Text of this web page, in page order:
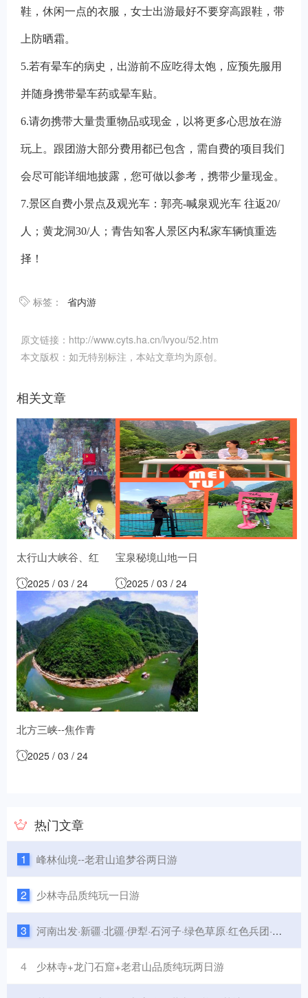
鞋，休闲一点的衣服，女士出游最好不要穿高跟鞋，带
上防晒霜。
5.若有晕车的病史，出游前不应吃得太饱，应预先服用
并随身携带晕车药或晕车贴。
6.请勿携带大量贵重物品或现金，以将更多心思放在游
玩上。跟团游大部分费用都已包含，需自费的项目我们
会尽可能详细地披露，您可做以参考，携带少量现金。
7.景区自费小景点及观光车：郭亮-喊泉观光车 往返20/
人；黄龙洞30/人；青告知客人景区内私家车辆慎重选
择！
标签： 省内游
原文链接：http://www.cyts.ha.cn/lvyou/52.htm
本文版权：如无特别标注，本站文章均为原创。
相关文章
太行山大峡谷、红
旗渠两日游
2025 / 03 / 24
宝泉秘境山地一日
游2025 / 03 / 24
北方三峡--焦作青
天河一日游
2025 / 03 / 24
热门文章
1 峰林仙境--老君山追梦谷两日游
2 少林寺品质纯玩一日游
3 河南出发·新疆·北疆·伊犁·石河子·绿色草原·红色兵团·之旅双飞八日游
4 少林寺+龙门石窟+老君山品质纯玩两日游